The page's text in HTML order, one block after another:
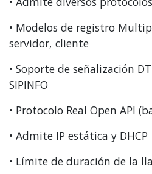
• Modelos de registro
servidor, cliente
• Soporte de señalización
SIPINFO
• Protocolo Real Open API
• Admite IP estática y DHCP
• Límite de duración de la